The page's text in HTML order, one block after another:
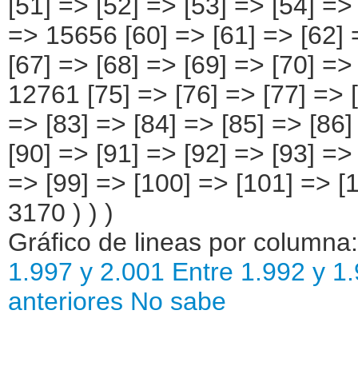
Gráfico de lineas por
1.997 y 2.001 Entre 1.992 y
anteriores No sabe